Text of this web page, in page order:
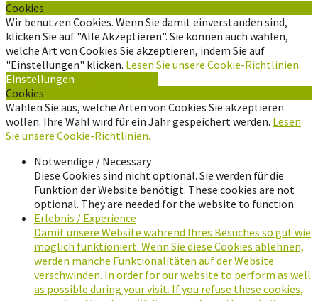
Cookies
Wir benutzen Cookies. Wenn Sie damit einverstanden sind,
klicken Sie auf "Alle Akzeptieren". Sie können auch wählen,
welche Art von Cookies Sie akzeptieren, indem Sie auf
"Einstellungen" klicken. Lesen Sie unsere Cookie-Richtlinien.
Einstellungen
Cookies
Wählen Sie aus, welche Arten von Cookies Sie akzeptieren
wollen. Ihre Wahl wird für ein Jahr gespeichert werden. Lesen
Sie unsere Cookie-Richtlinien.
Notwendige / Necessary
Diese Cookies sind nicht optional. Sie werden für die
Funktion der Website benötigt. These cookies are not
optional. They are needed for the website to function.
Erlebnis / Experience
Damit unsere Website während Ihres Besuches so gut wie
möglich funktioniert. Wenn Sie diese Cookies ablehnen,
werden manche Funktionalitäten auf der Website
verschwinden. In order for our website to perform as well
as possible during your visit. If you refuse these cookies,